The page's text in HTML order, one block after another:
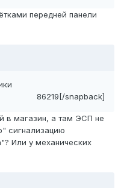
передней панели
86219[/snapback]
в магазин, а там ЭСП не
сигнализацию
Или у механических